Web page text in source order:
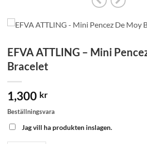
EFVA ATTLING – Mini
Bracelet
1,300 kr
Beställningsvara
Jag vill ha produkten inslagen.